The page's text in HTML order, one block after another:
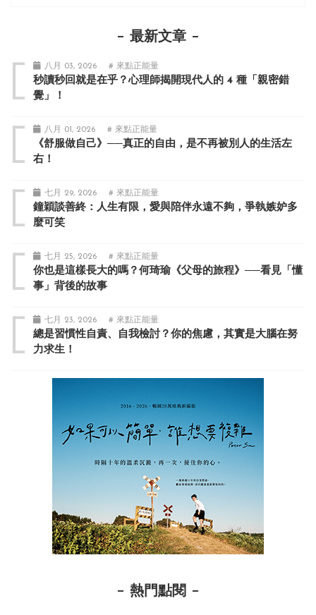
最新文章
八月 03, 2026 # 來點正能量
秒讀秒回就是在乎？心理師揭開現代人的 4 種「親密錯
覺」！
八月 01, 2026 # 來點正能量
《舒服做自己》──真正的自由，是不再被別人的生活左
右！
七月 29, 2026 # 來點正能量
鐘穎談善終：人生有限，愛與陪伴永遠不夠，爭執嫉妒多
麼可笑
七月 25, 2026 # 來點正能量
你也是這樣長大的嗎？何琦瑜《父母的旅程》──看見「懂
事」背後的故事
七月 23, 2026 # 來點正能量
總是習慣性自責、自我檢討？你的焦慮，其實是大腦在努
力求生！
熱門點閱